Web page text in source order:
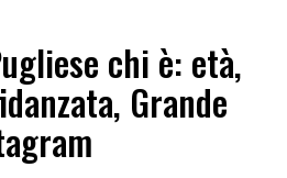
chi è: età,
Grande